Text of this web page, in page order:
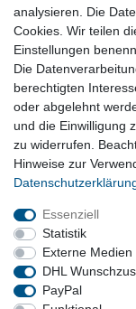
Fahrzeugelektrik,
Impressum
analysieren. Die
Cookies. Wir teilen
Einstellungen
Die
berechtigten
oder abgelehnt
und die Einwilligung
zu widerrufen.
Hinweise zur
Essenziell
Statistik
Externe Medien
DHL
PayPal